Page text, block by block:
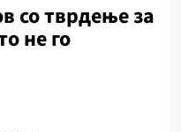
со тврдење за
не го